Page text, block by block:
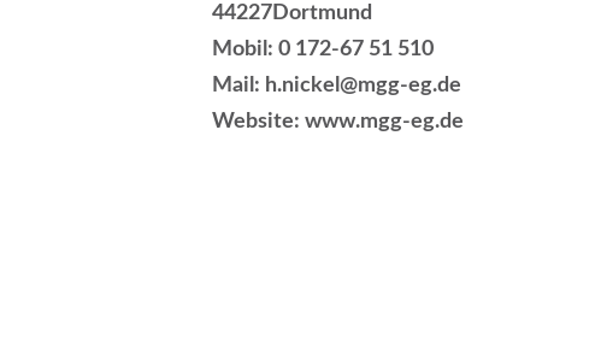
44227Dortmund
Mobil: 0 172-67 51 510
Mail: h.nickel@mgg-eg.de
Website: www.mgg-eg.de